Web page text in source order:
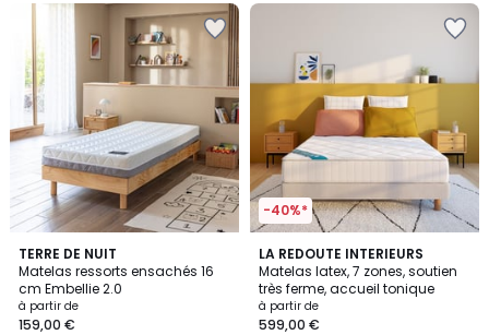
TERRE DE NUIT
Matelas ressorts ensachés 16
cm Embellie 2.0
à partir de
159,00 €
-40%*
LA REDOUTE INTERIEURS
Matelas latex, 7 zones, soutien
très ferme, accueil tonique
à partir de
599,00 €
3,8
/ 5